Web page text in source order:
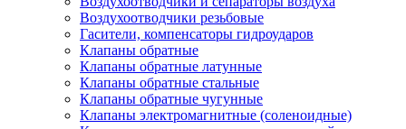
Воздухоотводчики резьбовые
Гасители, компенсаторы гидроударов
Клапаны обратные
Клапаны обратные латунные
Клапаны обратные стальные
Клапаны обратные чугунные
Клапаны электромагнитные (соленоидные)